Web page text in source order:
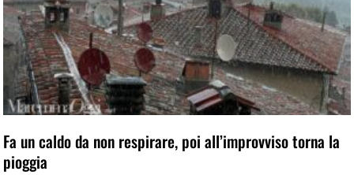
Fa un caldo da non respirare, poi all’improvviso torna la
pioggia